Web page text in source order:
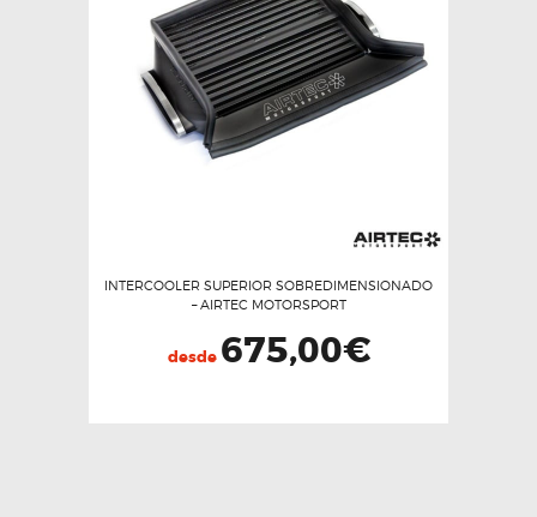
INTERCOOLER SUPERIOR SOBREDIMENSIONADO
– AIRTEC MOTORSPORT
desde 675,00€